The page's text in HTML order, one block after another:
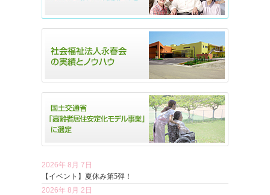
2026年 8月 7日
【イベント】夏休み第5弾！
2026年 8月 2日